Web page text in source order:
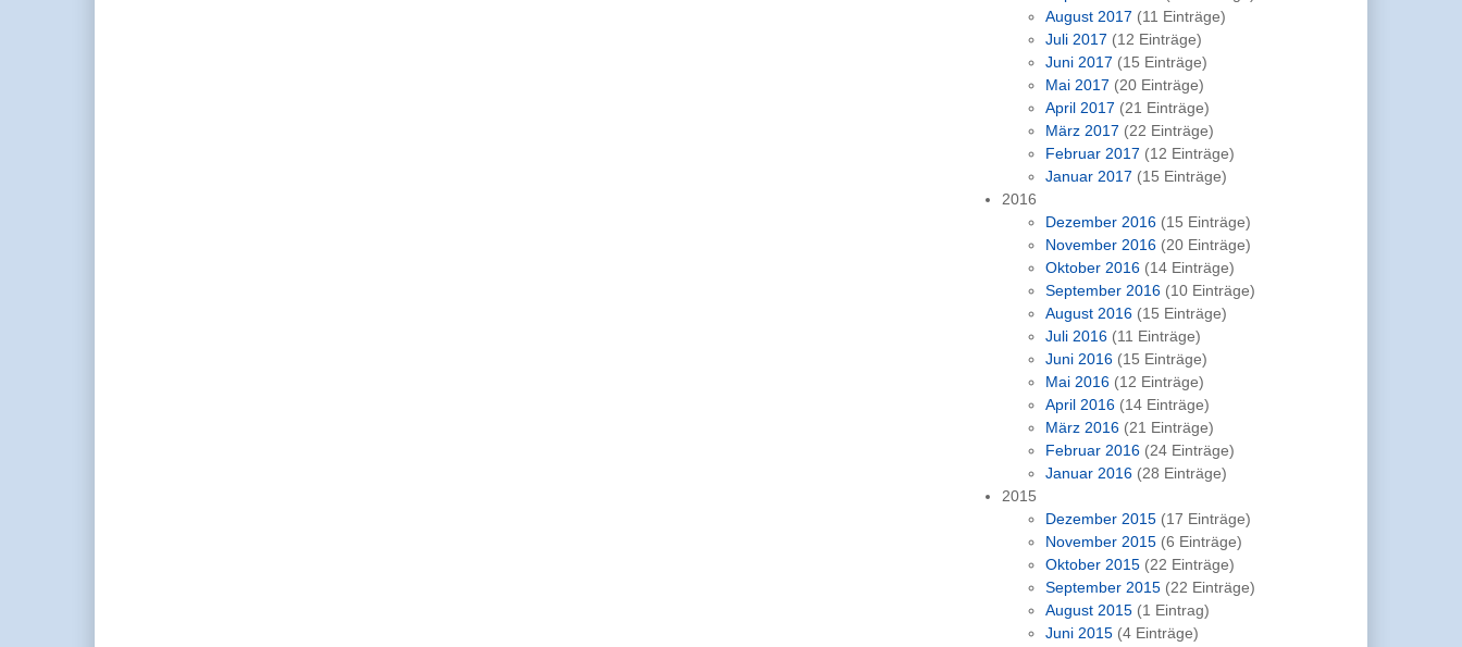
August 2017 (11 Einträge)
Juli 2017 (12 Einträge)
Juni 2017 (15 Einträge)
Mai 2017 (20 Einträge)
April 2017 (21 Einträge)
März 2017 (22 Einträge)
Februar 2017 (12 Einträge)
Januar 2017 (15 Einträge)
2016
Dezember 2016 (15 Einträge)
November 2016 (20 Einträge)
Oktober 2016 (14 Einträge)
September 2016 (10 Einträge)
August 2016 (15 Einträge)
Juli 2016 (11 Einträge)
Juni 2016 (15 Einträge)
Mai 2016 (12 Einträge)
April 2016 (14 Einträge)
März 2016 (21 Einträge)
Februar 2016 (24 Einträge)
Januar 2016 (28 Einträge)
2015
Dezember 2015 (17 Einträge)
November 2015 (6 Einträge)
Oktober 2015 (22 Einträge)
September 2015 (22 Einträge)
August 2015 (1 Eintrag)
Juni 2015 (4 Einträge)